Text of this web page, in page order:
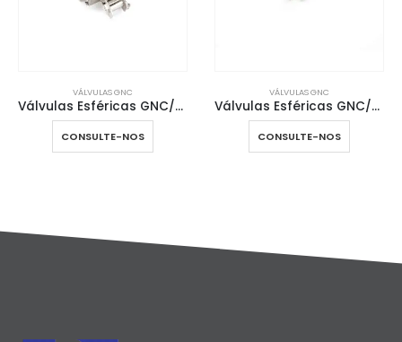
VÁLVULAS GNC
CONSULTE-NOS
VÁLVULAS GNC
CONSULTE-NOS